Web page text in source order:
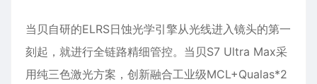
当贝自研的ELRS日蚀光学引擎从光线进入镜头的第一
刻起，就进行全链路精细管控。当贝S7 Ultra Max采
用纯三色激光方案，创新融合工业级MCL+Qualas*2